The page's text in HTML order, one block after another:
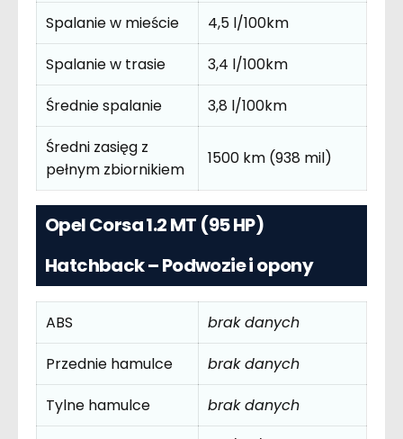
Spalanie w mieście
4,5 l/100km
Spalanie w trasie
3,4 l/100km
Średnie spalanie
3,8 l/100km
Średni zasięg z
pełnym zbiornikiem
1500 km (938 mil)
Opel Corsa 1.2 MT (95 HP)
Hatchback – Podwozie i opony
ABS
brak danych
Przednie hamulce
brak danych
Tylne hamulce
brak danych